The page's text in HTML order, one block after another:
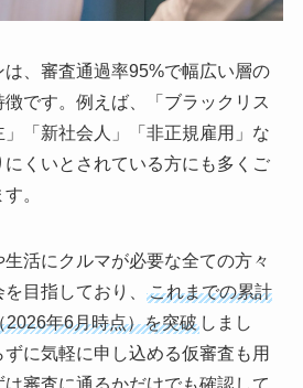
は、審査通過率95%で幅広い層の
です。例えば、「ブラックリス
」「新社会人」「非正規雇用」な
くいとされている方にも多くご
。
活にクルマが必要な全ての方々
目指しており、
これまでの累計
2026年6月時点）を突破しまし
に気軽に申し込める仮審査も用
審査に通るかだけでも確認して